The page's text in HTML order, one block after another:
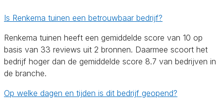
Is Renkema tuinen een betrouwbaar bedrijf?
Renkema tuinen heeft een gemiddelde score van 10 op
basis van 33 reviews uit 2 bronnen. Daarmee scoort het
bedrijf hoger dan de gemiddelde score 8.7 van bedrijven in
de branche.
Op welke dagen en tijden is dit bedrijf geopend?